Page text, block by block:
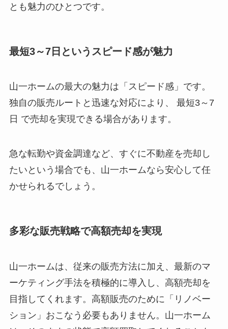
とも魅力のひとつです。
最短3～7日というスピード感が魅力
山一ホームの最大の魅力は「スピード感」です。
独自の販売ルートと迅速な対応により、 最短3～7
日 で売却を実現できる場合があります。
急な転勤や資金調達など、すぐに不動産を売却し
たいという場合でも、山一ホームなら安心して任
かせられるでしょう。
多彩な販売戦略で高額売却を実現
山一ホームは、従来の販売方法に加え、最新のマ
ーケティング手法を積極的に導入し、高額売却を
目指してくれます。高額販売のために「リノベー
ション」おこなう必要もありません。山一ホーム